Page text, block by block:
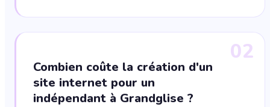
02
Combien coûte la création d'un
site internet pour un
indépendant à Grandglise ?